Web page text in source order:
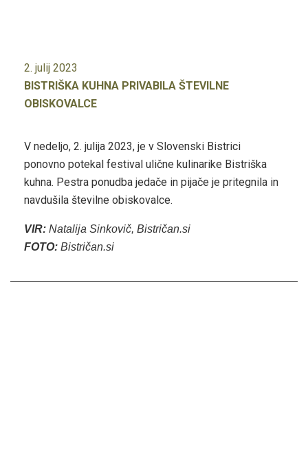
2. julij 2023
BISTRIŠKA KUHNA PRIVABILA ŠTEVILNE
OBISKOVALCE
V nedeljo, 2. julija 2023, je v Slovenski Bistrici
ponovno potekal festival ulične kulinarike Bistriška
kuhna. Pestra ponudba jedače in pijače je pritegnila in
navdušila številne obiskovalce.
VIR: Natalija Sinkovič, Bistričan.si
FOTO: Bistričan.si